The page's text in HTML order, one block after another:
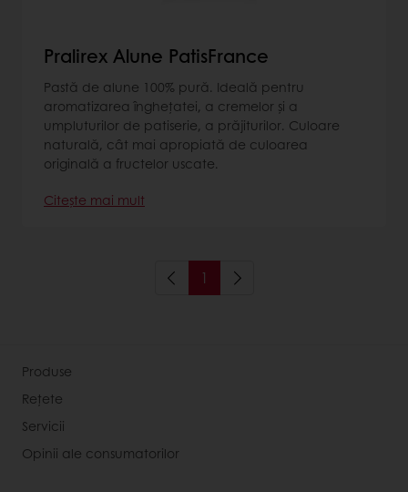
Pralirex Alune PatisFrance
Pastă de alune 100% pură. Ideală pentru
aromatizarea înghețatei, a cremelor și a
umpluturilor de patiserie, a prăjiturilor. Culoare
naturală, cât mai apropiată de culoarea
originală a fructelor uscate.
Citește mai mult
1
Produse
Rețete
Servicii
Opinii ale consumatorilor